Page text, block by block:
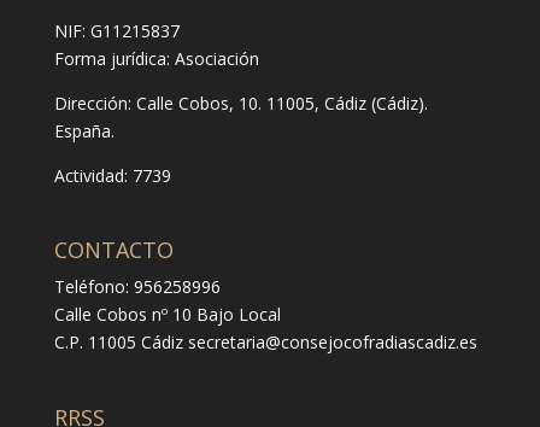
NIF: G11215837
Forma jurídica: Asociación
Dirección: Calle Cobos, 10. 11005, Cádiz (Cádiz).
España.
Actividad: 7739
CONTACTO
Teléfono: 956258996
Calle Cobos nº 10 Bajo Local
C.P. 11005 Cádiz secretaria@consejocofradiascadiz.es
RRSS